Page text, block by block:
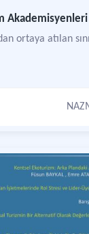
Akademisyenleri
ortaya atılan